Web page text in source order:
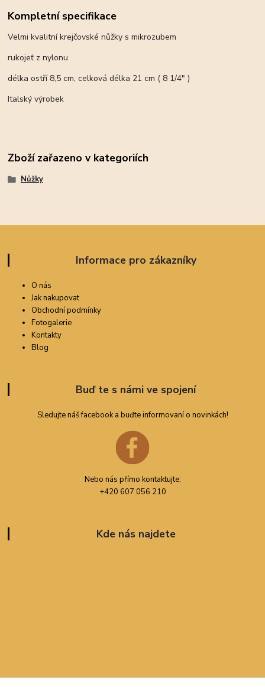
Kompletní specifikace
Velmi kvalitní krejčovské nůžky s mikrozubem
rukojeť z nylonu
délka ostří 8,5 cm, celková délka 21 cm ( 8 1/4" )
Italský výrobek
Zboží zařazeno v kategoriích
Nůžky
Informace pro zákazníky
O nás
Jak nakupovat
Obchodní podmínky
Fotogalerie
Kontakty
Blog
Buď te s námi ve spojení
Sledujte náš facebook a buďte informovaní o novinkách!
Nebo nás přímo kontaktujte:
+420 607 056 210
Kde nás najdete